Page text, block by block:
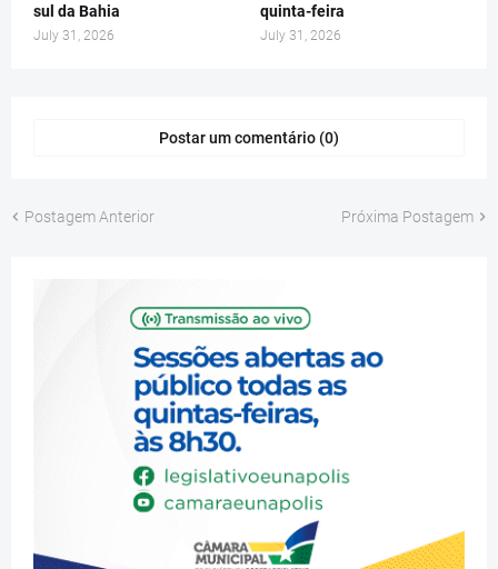
sul da Bahia
July 31, 2026
quinta-feira
July 31, 2026
Postar um comentário (0)
Postagem Anterior Próxima Postagem